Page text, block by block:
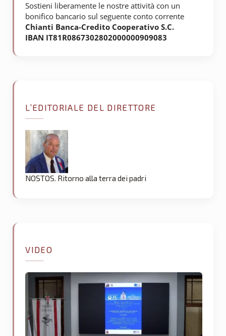
Sostieni liberamente le nostre attività con un
bonifico bancario sul seguente conto corrente
Chianti Banca-Credito Cooperativo S.C.
IBAN IT81R0867302802000000909083
L’EDITORIALE DEL DIRETTORE
NOSTOS. Ritorno alla terra dei padri
VIDEO